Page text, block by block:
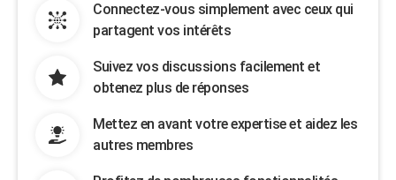
Connectez-vous simplement avec ceux qui
partagent vos intérêts
Suivez vos discussions facilement et
obtenez plus de réponses
Mettez en avant votre expertise et aidez les
autres membres